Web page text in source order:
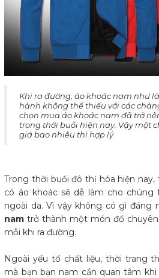
​Khi ra đường, áo khoác nam như
hành không thể thiếu với các
chọn mua áo khoác nam đã trở
trong thời buổi hiện nay. Vậy một
giá bao nhiêu thì hợp lý
Trong thời buổi đô thị hóa hiện
có áo khoác sẽ dễ làm cho chúng
ngoài da. Vì vậy không có gì đáng
nam trở thành một món đồ
mỗi khi ra đường.
Ngoài yếu tố chất liệu, thời trang
mà bạn bạn nam cần quan tâm